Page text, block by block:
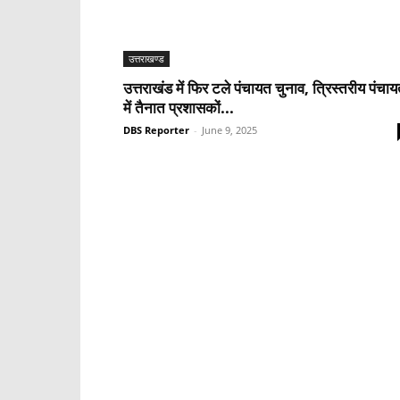
उत्तराखण्ड
उत्तराखंड में फिर टले पंचायत चुनाव, त्रिस्तरीय
में तैनात प्रशासकों...
DBS Reporter - June 9, 2025